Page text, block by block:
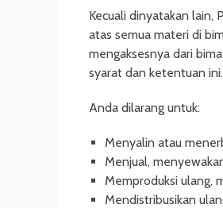
Kecuali dinyatakan lain,
atas semua materi di
mengaksesnya dari
syarat dan ketentuan ini.
Anda dilarang untuk:
Menyalin atau
Menjual,
Memproduksi ulang,
Mendistribusikan